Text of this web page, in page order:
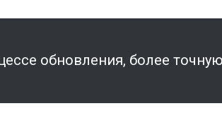
обновления, более